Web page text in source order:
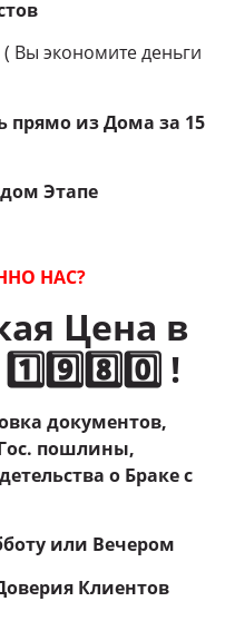
( Вы экономите деньги
из Дома за 15
Этапе
НАС?
Цена в
!
документов,
пошлины,
о Браке с
или Вечером
Клиентов